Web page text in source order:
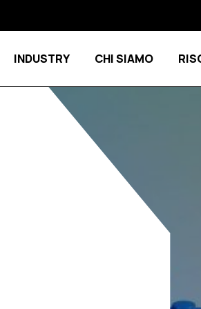
Show submenu for Servizi
INDUSTRY Show
CHI SIAMO